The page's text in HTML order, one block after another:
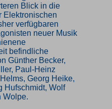
Blick in die
Elektronischen
verfügbaren
neuer Musik
befindliche
Günther Becker,
Paul-Heinz
Georg Heike,
Hufschmidt, Wolf
Wolpe.